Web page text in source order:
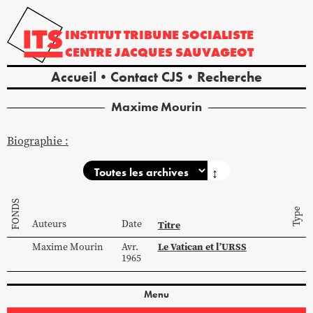
INSTITUTTRIBUNE SOCIALISTE
CENTREJACQUES SAUVAGEOT
Accueil Contact CJS Recherche
MaximeMourin
Biographie :
↕
FONDS Auteurs Date Titre Type
MaximeMourin
Avr.
1965
Le Vatican et l’URSS
Menu